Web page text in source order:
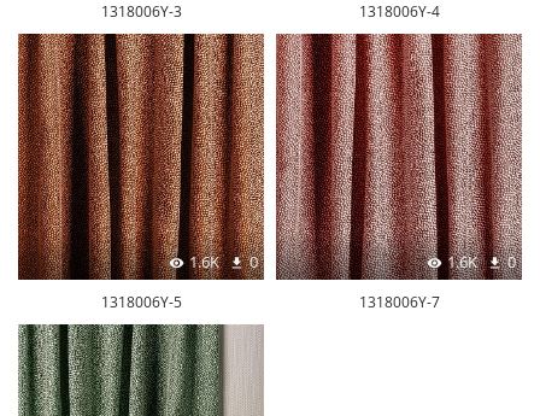
1318006Y-3 1318006Y-4
1.6K 0
1318006Y-5
1.6K 0
1318006Y-7